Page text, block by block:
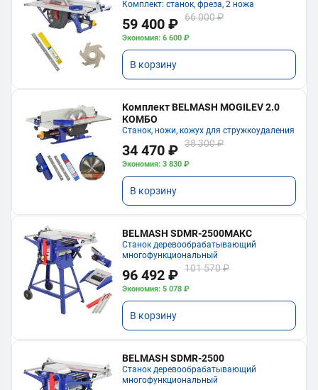
Комплект: станок, фреза, 2 ножа
59 400 ₽ 66 000 ₽
Экономия: 6 600 ₽
В корзину
Комплект BELMASH MOGILEV 2.0
КОМБО
Станок, ножи, кожух для стружкоудаления
34 470 ₽ 38 300 ₽
Экономия: 3 830 ₽
В корзину
BELMASH SDMR-2500МАКС
Станок деревообрабатывающий
многофункциональный
96 492 ₽ 101 570 ₽
Экономия: 5 078 ₽
В корзину
BELMASH SDMR-2500
Станок деревообрабатывающий
многофункциональный